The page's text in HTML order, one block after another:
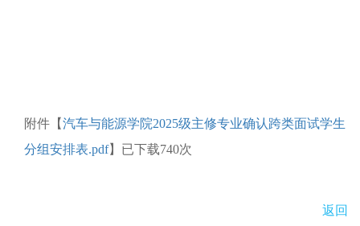
附件【汽车与能源学院2025级主修专业确认跨类面试学生
分组安排表.pdf】已下载740次
返回